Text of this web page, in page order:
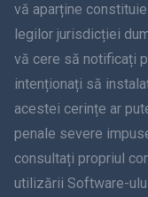
Dansk
हिंदी
עברית
vă aparține
legilor jurisdicției
vă cere să notificați
intenționați să
acestei cerințe ar
penale severe
consultați propriul
utilizării Software-